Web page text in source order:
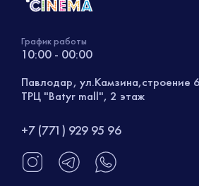
График работы
10:00 - 00:00
Павлодар, ул.Камзина,строение
ТРЦ "Batyr mall", 2 этаж
+7 (771) 929 95 96